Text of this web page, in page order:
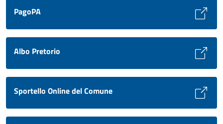
PagoPA
Albo Pretorio
Sportello Online del Comune